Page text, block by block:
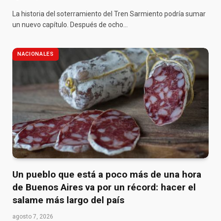
La historia del soterramiento del Tren Sarmiento podría sumar
un nuevo capítulo. Después de ocho…
NACIONALES
Un pueblo que está a poco más de una hora
de Buenos Aires va por un récord: hacer el
salame más largo del país
agosto 7, 2026